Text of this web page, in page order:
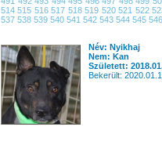
514515 516517 518519 520521 522
537 538 539 540 541 542 543 544 545 546
Név: Nyikhaj
Nem: Kan
Született:
Bekerült: